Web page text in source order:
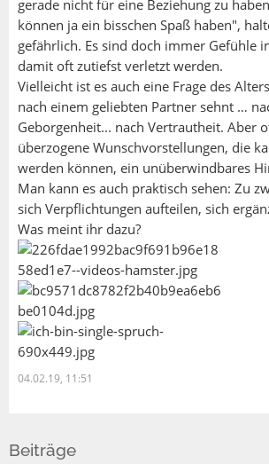
gerade nicht für eine Beziehung zu
können ja ein bisschen Spaß haben",
gefährlich. Es sind doch immer Gefühle
damit oft zutiefst verletzt werden.
Vielleicht ist es auch eine Frage des
nach einem geliebten Partner sehnt …
Geborgenheit... nach Vertrautheit. Aber
überzogene Wunschvorstellungen, die
werden können, ein unüberwindbares
Man kann es auch praktisch sehen: Zu
sich Verpflichtungen aufteilen, sich
Was meint ihr dazu?
04.02.19, 11:51
Beiträge
Fabian:
Petra:
was bedeutet sich vollkommen zu
als wenn man aufhört Neues
und offen zu sein für das Leben.
erstrebenswert.
Sehe das komplett anders und doch
gleich! Ich denke wenn man nicht mehr
hat man aufgehört zu entdecken und zu
Für mich persönlich bedeudet sich